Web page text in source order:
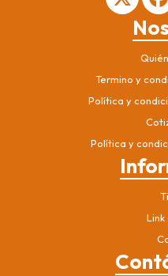
Termino y
Política y
Política y